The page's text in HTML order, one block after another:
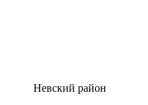
Невский район